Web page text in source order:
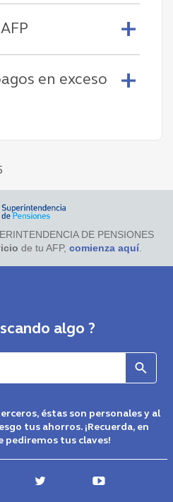
en exceso
DE PENSIONES
de tu AFP, comienza aquí.
algo ?
éstas son personales y al
tus ahorros. ¡Recuerda, en
pediremos tus claves!